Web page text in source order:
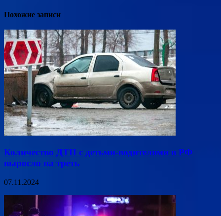
Похожие записи
Количество ДТП с детьми-водителями в РФ
выросло на треть
07.11.2024